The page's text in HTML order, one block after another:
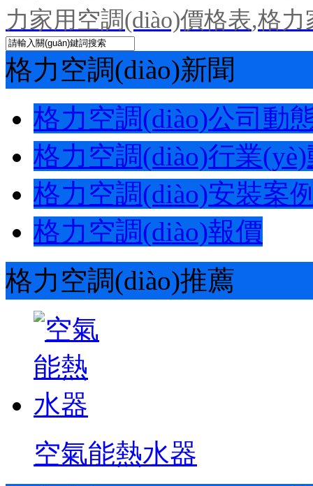
力家用空調(diào)價格表,格力
格力空調(diào)新聞
格力空調(diào)公司動
格力空調(diào)行業
格力空調(diào)安裝案
格力空調(diào)報價
格力空調(diào)推薦
空氣能熱水器